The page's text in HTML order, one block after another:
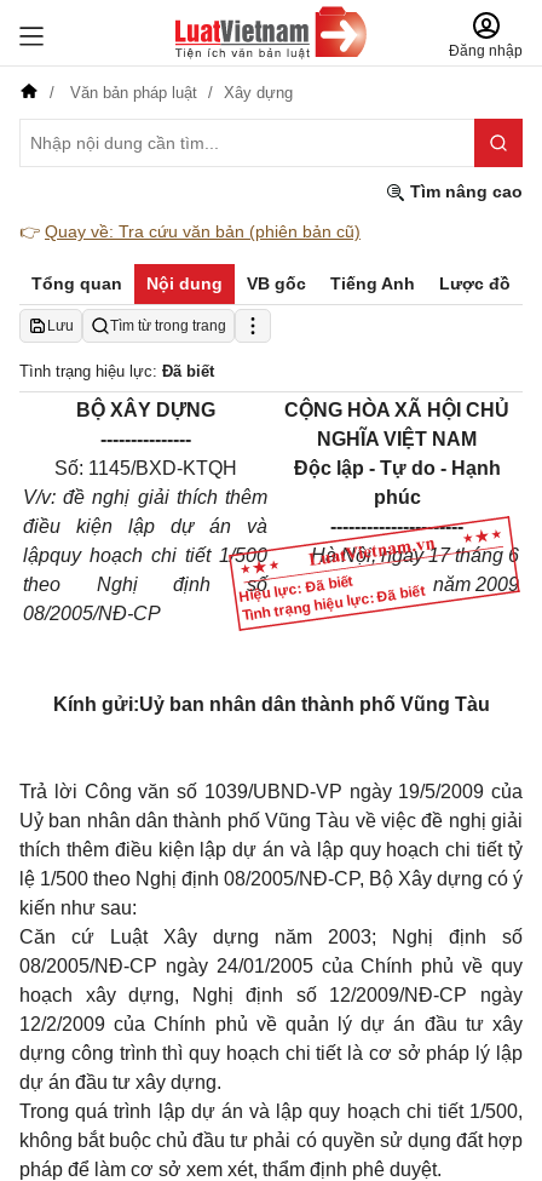
Đăng nhập
Văn bản pháp luật Xây dựng
Tìm nâng cao
👉 Quay về: Tra cứu văn bản (phiên bản cũ)
Tổng quan Nội dung VB gốc Tiếng Anh Lược đồ
Lưu Tìm từ trong trang
Tình trạng hiệu lực: Đã biết
Hiệu lực: Đã biết
Tình trạng hiệu lực: Đã biết
BỘ XÂY DỰNG
---------------
Số: 1145/BXD-KTQH
V/v: đề nghị giải thích thêm
điều kiện lập dự án và
lậpquy hoạch chi tiết 1/500
theo Nghị định số
08/2005/NĐ-CP
CỘNG HÒA XÃ HỘI CHỦ
NGHĨA VIỆT NAM
Độc lập - Tự do - Hạnh
phúc
----------------------
Hà Nội, ngày 17 tháng 6
năm 2009
Kính gửi:Uỷ ban nhân dân thành phố Vũng Tàu
Trả lời Công văn số 1039/UBND-VP ngày 19/5/2009 của
Uỷ ban nhân dân thành phố Vũng Tàu về việc đề nghị giải
thích thêm điều kiện lập dự án và lập quy hoạch chi tiết tỷ
lệ 1/500 theo Nghị định 08/2005/NĐ-CP, Bộ Xây dựng có ý
kiến như sau:
Căn cứ Luật Xây dựng năm 2003; Nghị định số
08/2005/NĐ-CP ngày 24/01/2005 của Chính phủ về quy
hoạch xây dựng, Nghị định số 12/2009/NĐ-CP ngày
12/2/2009 của Chính phủ về quản lý dự án đầu tư xây
dựng công trình thì quy hoạch chi tiết là cơ sở pháp lý lập
dự án đầu tư xây dựng.
Trong quá trình lập dự án và lập quy hoạch chi tiết 1/500,
không bắt buộc chủ đầu tư phải có quyền sử dụng đất hợp
pháp để làm cơ sở xem xét, thẩm định phê duyệt.